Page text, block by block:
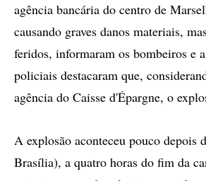
agência bancária do centro de
causando graves danos materiais,
feridos, informaram os bombeiros e
policiais destacaram que,
agência do Caisse d'Épargne, o
A explosão aconteceu pouco depois
Brasília), a quatro horas do fim da